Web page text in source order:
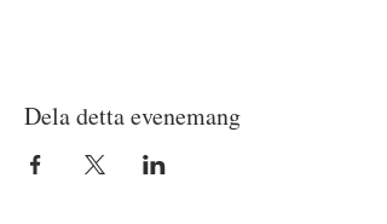
Dela detta evenemang